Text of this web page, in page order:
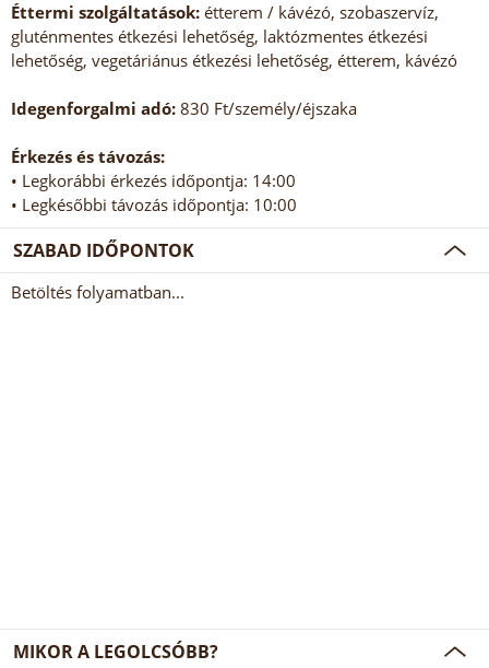
Éttermi szolgáltatások: étterem / kávézó, szobaszervíz,
gluténmentes étkezési lehetőség, laktózmentes étkezési
lehetőség, vegetáriánus étkezési lehetőség, étterem, kávézó
Idegenforgalmi adó: 830 Ft/személy/éjszaka
Érkezés és távozás:
• Legkorábbi érkezés időpontja: 14:00
• Legkésőbbi távozás időpontja: 10:00
SZABAD IDŐPONTOK
Betöltés folyamatban...
MIKOR A LEGOLCSÓBB?